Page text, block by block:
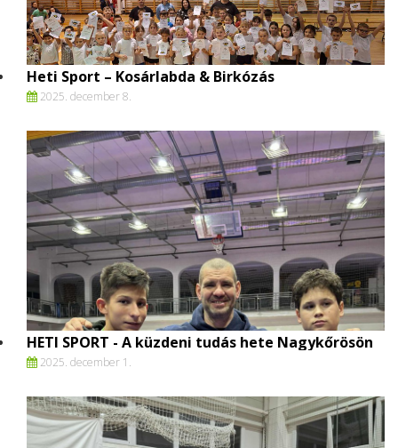
Heti Sport – Kosárlabda & Birkózás
2025. december 8.
HETI SPORT - A küzdeni tudás hete Nagykőrösön
2025. december 1.